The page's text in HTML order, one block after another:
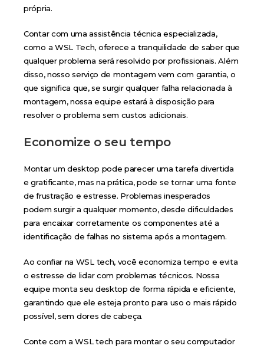
própria.
Contar com uma assistência técnica especializada,
como a WSL Tech, oferece a tranquilidade de saber que
qualquer problema será resolvido por profissionais. Além
disso, nosso serviço de montagem vem com garantia, o
que significa que, se surgir qualquer falha relacionada à
montagem, nossa equipe estará à disposição para
resolver o problema sem custos adicionais.
Economize o seu tempo
Montar um desktop pode parecer uma tarefa divertida
e gratificante, mas na prática, pode se tornar uma fonte
de frustração e estresse. Problemas inesperados
podem surgir a qualquer momento, desde dificuldades
para encaixar corretamente os componentes até a
identificação de falhas no sistema após a montagem.
Ao confiar na WSL tech, você economiza tempo e evita
o estresse de lidar com problemas técnicos. Nossa
equipe monta seu desktop de forma rápida e eficiente,
garantindo que ele esteja pronto para uso o mais rápido
possível, sem dores de cabeça.
Conte com a WSL tech para montar o seu computador